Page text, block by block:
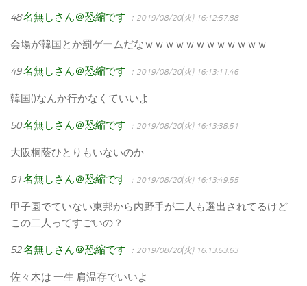
48名無しさん＠恐縮です ：2019/08/20(火) 16:12:57.88
会場が韓国とか罰ゲームだなｗｗｗｗｗｗｗｗｗｗｗｗ
49名無しさん＠恐縮です ：2019/08/20(火) 16:13:11.46
韓国()なんか行かなくていいよ
50名無しさん＠恐縮です ：2019/08/20(火) 16:13:38.51
大阪桐蔭ひとりもいないのか
51名無しさん＠恐縮です ：2019/08/20(火) 16:13:49.55
甲子園でていない東邦から内野手が二人も選出されてるけど
この二人ってすごいの？
52名無しさん＠恐縮です ：2019/08/20(火) 16:13:53.63
佐々木は 一生 肩温存でいいよ